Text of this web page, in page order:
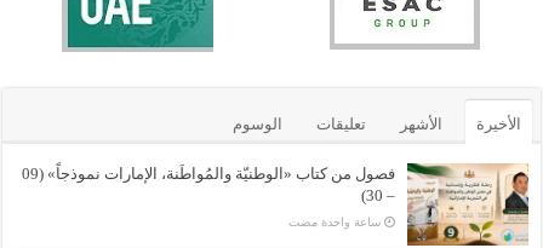
الأخيرة الأشهر تعليقات الوسوم
فصول من كتاب «الوطنيّة والمُواطَنة، الإمارات نموذجاً» (09
– 30)
‏ساعة واحدة مضت